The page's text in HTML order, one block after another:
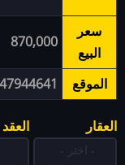
سعر
البيع
870,000
الموقع
العقار العقد